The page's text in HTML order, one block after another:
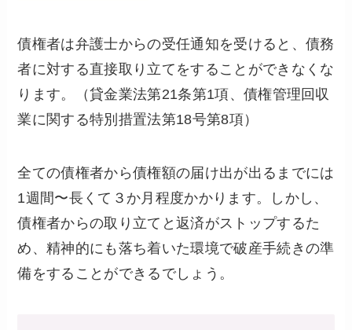
債権者は弁護士からの受任通知を受けると、債務
者に対する直接取り立てをすることができなくな
ります。（貸金業法第21条第1項、債権管理回収
業に関する特別措置法第18号第8項）
全ての債権者から債権額の届け出が出るまでには
1週間〜長くて３か月程度かかります。しかし、
債権者からの取り立てと返済がストップするた
め、精神的にも落ち着いた環境で破産手続きの準
備をすることができるでしょう。